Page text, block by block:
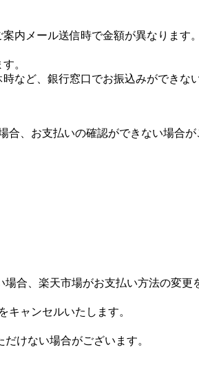
内メール送信時で金額が異なります。
。
など、銀行窓口でお振込みができな
、お支払いの確認ができない場合が
合、楽天市場がお支払い方法の変更
ャンセルいたします。
けない場合がございます。